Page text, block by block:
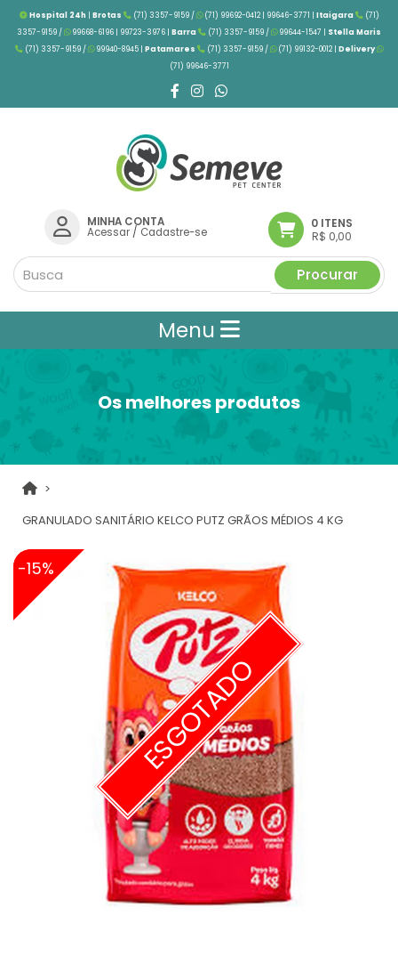
Hospital 24h| Brotas (71) 3357-9159 / (71) 99692-0412 | 99646-3771 | Itaigara
(71)
3357-9159 /
99668-6196 | 99723-3976 | Barra (71) 3357-9159 / 99644-1547 | Stella Maris
(71) 3357-9159 /
99940-8945 | Patamares (71) 3357-9159 / (71) 99132-0012 | Delivery
(71) 99646-3771
MINHA CONTA
Acessar/ Cadastre-se
0 ITENS
R$ 0,00
Procurar
Menu
Os melhores produtos
GRANULADO SANITÁRIO KELCO PUTZ GRÃOS MÉDIOS 4 KG
ESGOTADO
-15%